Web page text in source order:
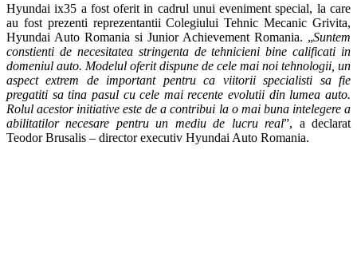
Hyundai ix35 a fost oferit in cadrul unui eveniment special, la care
au fost prezenti reprezentantii Colegiului Tehnic Mecanic Grivita,
Hyundai Auto Romania si Junior Achievement Romania. „Suntem
constienti de necesitatea stringenta de tehnicieni bine calificati in
domeniul auto. Modelul oferit dispune de cele mai noi tehnologii, un
aspect extrem de important pentru ca viitorii specialisti sa fie
pregatiti sa tina pasul cu cele mai recente evolutii din lumea auto.
Rolul acestor initiative este de a contribui la o mai buna intelegere a
abilitatilor necesare pentru un mediu de lucru real”, a declarat
Teodor Brusalis – director executiv Hyundai Auto Romania.